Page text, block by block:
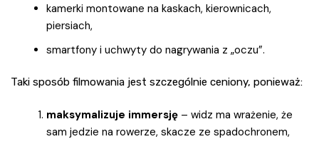
kamerki montowane na kaskach, kierownicach,
piersiach,
smartfony i uchwyty do nagrywania z „oczu”.
Taki sposób filmowania jest szczególnie ceniony, ponieważ:
maksymalizuje immersję – widz ma wrażenie, że
sam jedzie na rowerze, skacze ze spadochronem,